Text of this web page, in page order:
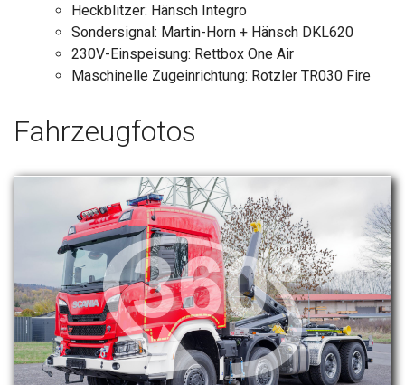
Heckblitzer: Hänsch Integro
Sondersignal: Martin-Horn + Hänsch DKL620
230V-Einspeisung: Rettbox One Air
Maschinelle Zugeinrichtung: Rotzler TR030 Fire
Fahrzeugfotos